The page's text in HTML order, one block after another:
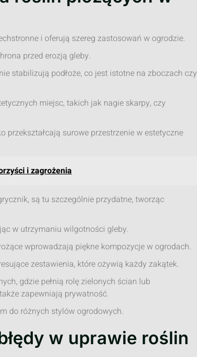
i oferują szereg zastosowań w ogrodzie.
przed erozją gleby.
stabilizują podłoże, co jest istotne na zboczach czy
miejsc, takich jak nagie skarpy, czy
surowe przestrzenie w estetyczne
i zagrożenia
są tu szczególnie przydatne, tworząc
w utrzymaniu wilgotności gleby.
wprowadzają piękne kompozycje w ogrodach.
zestawienia, które ożywią każdy zakątek.
gdzie pełnią rolę zielonych ścian lub
zapewniają prywatność.
do różnych stylów ogrodowych.
w uprawie roślin